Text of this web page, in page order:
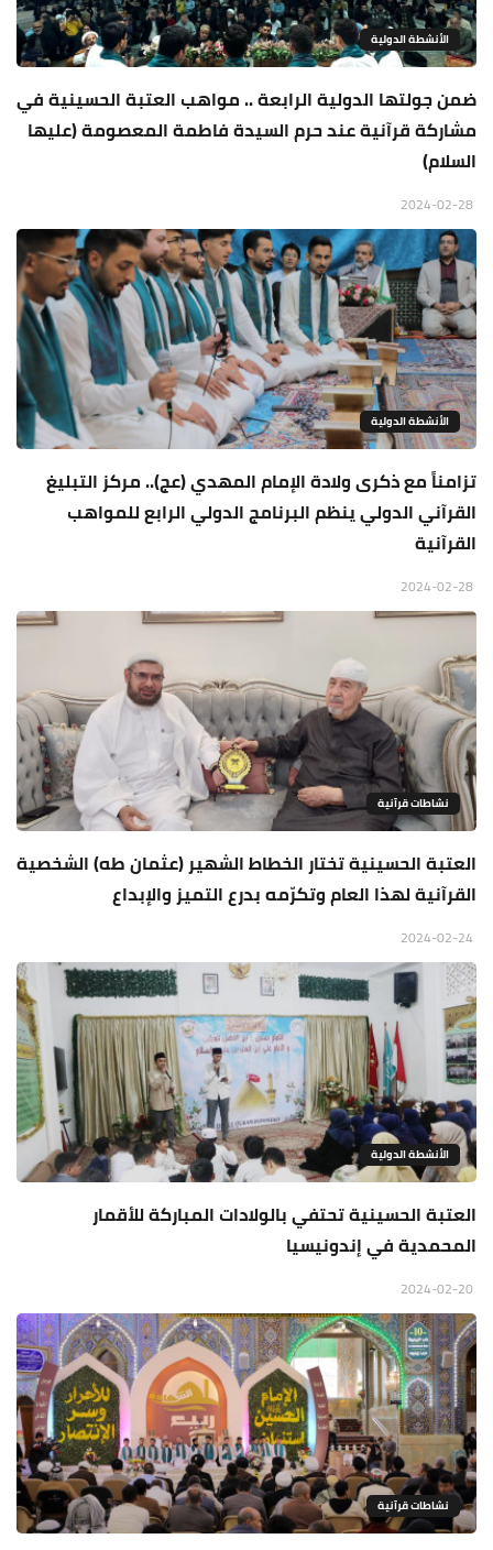
الأنشطة الدولية
ضمن جولتها الدولية الرابعة .. مواهب العتبة الحسينية في
مشاركة قرآنية عند حرم السيدة فاطمة المعصومة (عليها
السلام)
الأنشطة الدولية
تزامناً مع ذكرى ولادة الإمام المهدي (عج).. مركز التبليغ
القرآني الدولي ينظم البرنامج الدولي الرابع للمواهب
القرآنية
نشاطات قرآنية
العتبة الحسينية تختار الخطاط الشهير (عثمان طه) الشخصية
القرآنية لهذا العام وتكرّمه بدرع التميز والإبداع
الأنشطة الدولية
العتبة الحسينية تحتفي بالولادات المباركة للأقمار
المحمدية في إندونيسيا
نشاطات قرآنية